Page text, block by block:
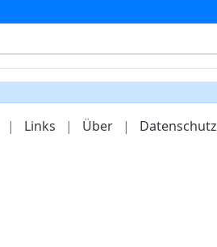
| Links | Über | Datenschutz